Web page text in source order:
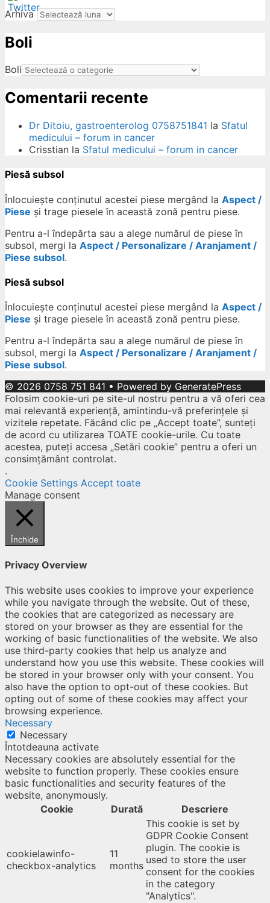
Arhiva
Boli
Boli
Comentarii recente
Dr Ditoiu, gastroenterolog 0758751841 la Sfatul
medicului – forum in cancer
Crisstian la Sfatul medicului – forum in cancer
Piesă subsol
Înlocuiește conținutul acestei piese mergând la Aspect /
Piese și trage piesele în această zonă pentru piese.
Pentru a-l îndepărta sau a alege numărul de piese în
subsol, mergi la Aspect / Personalizare / Aranjament /
Piese subsol.
Piesă subsol
Înlocuiește conținutul acestei piese mergând la Aspect /
Piese și trage piesele în această zonă pentru piese.
Pentru a-l îndepărta sau a alege numărul de piese în
subsol, mergi la Aspect / Personalizare / Aranjament /
Piese subsol.
© 2026 0758 751 841 • Powered by GeneratePress
Folosim cookie-uri pe site-ul nostru pentru a vă oferi cea
mai relevantă experiență, amintindu-vă preferințele și
vizitele repetate. Făcând clic pe „Accept toate”, sunteți
de acord cu utilizarea TOATE cookie-urile. Cu toate
acestea, puteți accesa „Setări cookie” pentru a oferi un
consimțământ controlat.
.
Cookie Settings Accept toate
Manage consent
Închide
Privacy Overview
This website uses cookies to improve your experience
while you navigate through the website. Out of these,
the cookies that are categorized as necessary are
stored on your browser as they are essential for the
working of basic functionalities of the website. We also
use third-party cookies that help us analyze and
understand how you use this website. These cookies will
be stored in your browser only with your consent. You
also have the option to opt-out of these cookies. But
opting out of some of these cookies may affect your
browsing experience.
Necessary
Necessary
Întotdeauna activate
Necessary cookies are absolutely essential for the
website to function properly. These cookies ensure
basic functionalities and security features of the
website, anonymously.
Cookie
Durată Descriere
cookielawinfo-
checkbox-analytics
11
months
This cookie is set by
GDPR Cookie Consent
plugin. The cookie is
used to store the user
consent for the cookies
in the category
"Analytics".